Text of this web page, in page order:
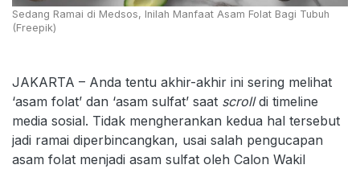
Sedang Ramai di Medsos, Inilah Manfaat Asam Folat Bagi Tubuh
(Freepik)
JAKARTA – Anda tentu akhir-akhir ini sering melihat
‘asam folat’ dan ‘asam sulfat’ saat scrolldi timeline
media sosial. Tidak mengherankan kedua hal tersebut
jadi ramai diperbincangkan, usai salah pengucapan
asam folat menjadi asam sulfat oleh Calon Wakil